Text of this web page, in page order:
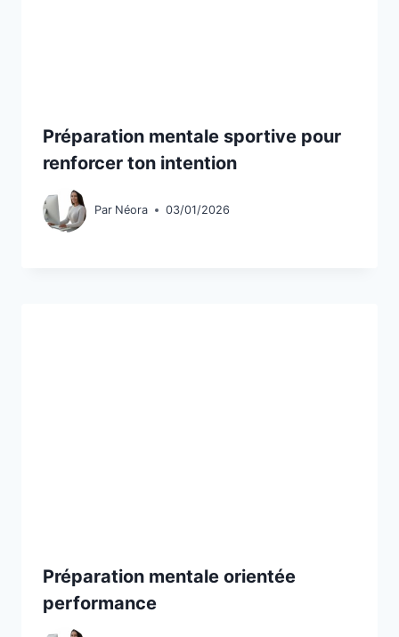
Préparation mentale sportive pour
renforcer ton intention
Par Néora 03/01/2026
Préparation mentale orientée
performance